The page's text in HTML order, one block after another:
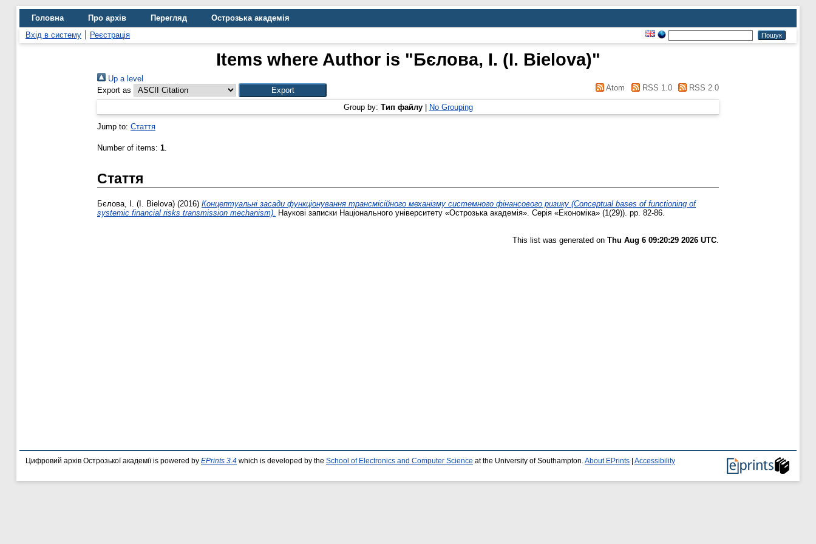
Головна Про архів Перегляд
Острозька академія
Вхід в систему
Реєстрація
Items where Author is "Бєлова, І. (I. Bielova)"
Up a level
Export as
Atom RSS 1.0 RSS 2.0
Group by: Тип файлу| No Grouping
Jump to: Стаття
Number of items: 1.
Стаття
Бєлова, І. (I. Bielova) (2016) Концептуальні засади функціонування трансмісійного механізму системного фінансового ризику (Conceptual bases of functioning of
systemic financial risks transmission mechanism). Наукові записки Національного університету «Острозька академія». Cерія «Економіка» (1(29)). pp. 82-86.
This list was generated on Thu Aug 6 09:20:29 2026 UTC.
Цифровий архів Острозької академії is powered by EPrints 3.4 which is developed by the School of Electronics and Computer Science at the University of Southampton. About EPrints Accessibility